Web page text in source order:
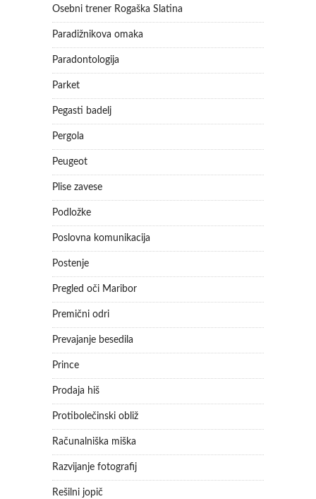
Osebni trener Rogaška Slatina
Paradižnikova omaka
Paradontologija
Parket
Pegasti badelj
Pergola
Peugeot
Plise zavese
Podložke
Poslovna komunikacija
Postenje
Pregled oči Maribor
Premični odri
Prevajanje besedila
Prince
Prodaja hiš
Protibolečinski obliž
Računalniška miška
Razvijanje fotografij
Rešilni jopič